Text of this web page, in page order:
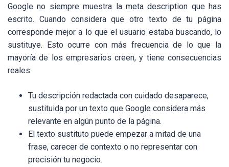
Google no siempre muestra la meta description que has
escrito. Cuando considera que otro texto de tu página
corresponde mejor a lo que el usuario estaba buscando, lo
sustituye. Esto ocurre con más frecuencia de lo que la
mayoría de los empresarios creen, y tiene consecuencias
reales:
Tu descripción redactada con cuidado desaparece,
sustituida por un texto que Google considera más
relevante en algún punto de la página.
El texto sustituto puede empezar a mitad de una
frase, carecer de contexto o no representar con
precisión tu negocio.